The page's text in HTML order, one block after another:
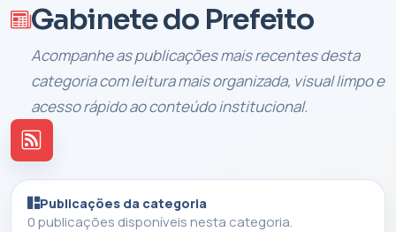
Gabinete do Prefeito
Acompanhe as publicações mais recentes desta
categoria com leitura mais organizada, visual limpo e
acesso rápido ao conteúdo institucional.
Publicações da categoria
0 publicações disponíveis nesta categoria.